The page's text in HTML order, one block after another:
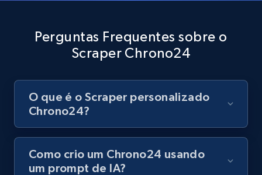
Youtube - Videos posts - Discovery records
by Explore page URL
URL, Title, Youtuber, Youtuber md5, Video url,
Video length, Likes, Views, and more.
8.1K+ 713+ Comece grátis
Perguntas Frequentes sobre o
Scraper Chrono24
O que é o Scraper personalizado
Chrono24?
Como crio um Chrono24 usando
um prompt de IA?